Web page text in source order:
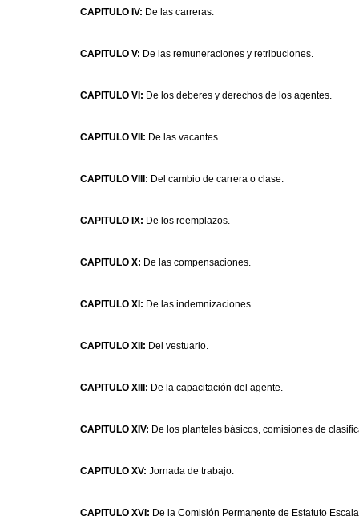
CAPITULO IV: De las carreras.
CAPITULO V: De las remuneraciones y retribuciones.
CAPITULO VI: De los deberes y derechos de los agentes.
CAPITULO VII: De las vacantes.
CAPITULO VIII: Del cambio de carrera o clase.
CAPITULO IX: De los reemplazos.
CAPITULO X: De las compensaciones.
CAPITULO XI: De las indemnizaciones.
CAPITULO XII: Del vestuario.
CAPITULO XIII: De la capacitación del agente.
CAPITULO XIV: De los planteles básicos, comisiones de
CAPITULO XV: Jornada de trabajo.
CAPITULO XVI: De la Comisión Permanente de Estatuto